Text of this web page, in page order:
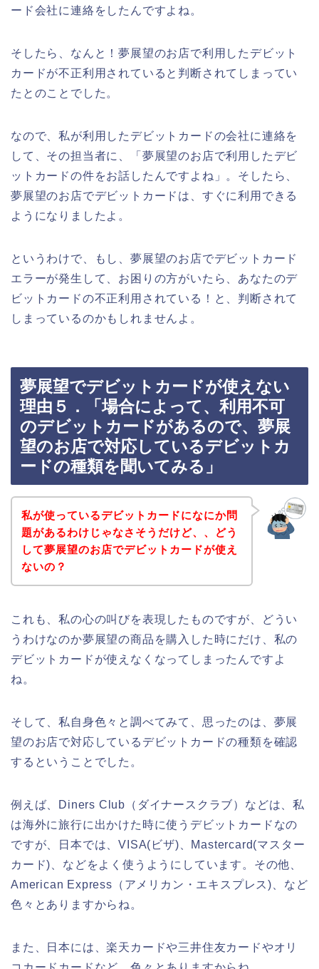
ード会社に連絡をしたんですよね。
そしたら、なんと！夢展望のお店で利用したデビット
カードが不正利用されていると判断されてしまってい
たとのことでした。
なので、私が利用したデビットカードの会社に連絡を
して、その担当者に、「夢展望のお店で利用したデビ
ットカードの件をお話したんですよね」。そしたら、
夢展望のお店でデビットカードは、すぐに利用できる
ようになりましたよ。
というわけで、もし、夢展望のお店でデビットカード
エラーが発生して、お困りの方がいたら、あなたのデ
ビットカードの不正利用されている！と、判断されて
しまっているのかもしれませんよ。
夢展望でデビットカードが使えない
理由５．「場合によって、利用不可
のデビットカードがあるので、夢展
望のお店で対応しているデビットカ
ードの種類を聞いてみる」
私が使っているデビットカードになにか問
題があるわけじゃなさそうだけど、、どう
して夢展望のお店でデビットカードが使え
ないの？
これも、私の心の叫びを表現したものですが、どうい
うわけなのか夢展望の商品を購入した時にだけ、私の
デビットカードが使えなくなってしまったんですよ
ね。
そして、私自身色々と調べてみて、思ったのは、夢展
望のお店で対応しているデビットカードの種類を確認
するということでした。
例えば、Diners Club（ダイナースクラブ）などは、私
は海外に旅行に出かけた時に使うデビットカードなの
ですが、日本では、VISA(ビザ)、Mastercard(マスター
カード)、などをよく使うようにしています。その他、
American Express（アメリカン・エキスプレス)、など
色々とありますからね。
また、日本には、楽天カードや三井住友カードやオリ